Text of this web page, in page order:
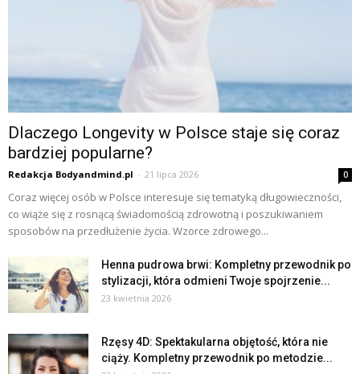
Dlaczego Longevity w Polsce staje się coraz
bardziej popularne?
Redakcja Bodyandmind.pl - 21 lipca 2026 0
Coraz więcej osób w Polsce interesuje się tematyką długowieczności,
co wiąże się z rosnącą świadomością zdrowotną i poszukiwaniem
sposobów na przedłużenie życia. Wzorce zdrowego...
Henna pudrowa brwi: Kompletny przewodnik po
stylizacji, która odmieni Twoje spojrzenie...
23 kwietnia 2026
Rzęsy 4D: Spektakularna objętość, która nie
ciąży. Kompletny przewodnik po metodzie...